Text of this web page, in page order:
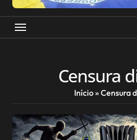
Censura
Início» Censura